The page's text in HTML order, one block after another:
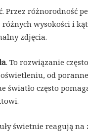
Przez różnorodność
wysokości i
zdjęcia.
. To rozwiązanie
od
często
świetnie reagują